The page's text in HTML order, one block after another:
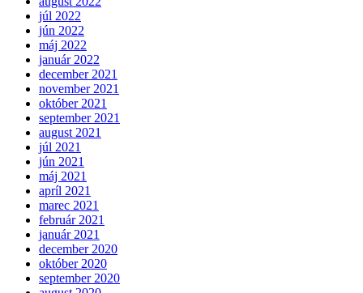
júl 2022
jún 2022
máj 2022
január 2022
december 2021
november 2021
október 2021
september 2021
august 2021
júl 2021
jún 2021
máj 2021
apríl 2021
marec 2021
február 2021
január 2021
december 2020
október 2020
september 2020